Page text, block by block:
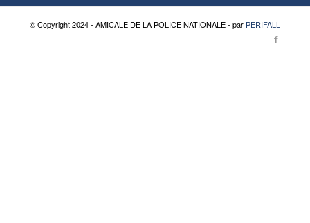
© Copyright 2024 - AMICALE DE LA POLICE NATIONALE - par PERIFALL